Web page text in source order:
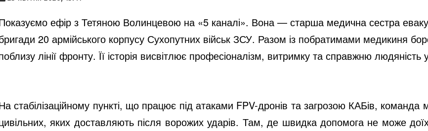
d
o
ефір з Тетяною Волинцевою на «5 каналі». Вона — старша медична сестра
20 армійського корпусу Сухопутних військ ЗСУ. Разом із побратимами медикиня
лінії фронту. Її історія висвітлює професіоналізм, витримку та справжню
стабілізаційному пункті, що працює під атаками FPV-дронів та загрозою КАБів,
яких доставляють після ворожих ударів. Там, де швидка допомога не може